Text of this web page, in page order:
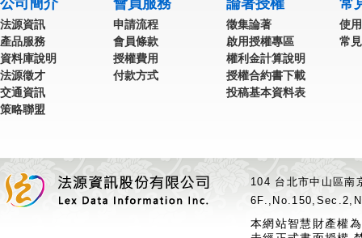
公司簡介
法源資訊
產品服務
資料庫說明
法源徵才
交通資訊
策略聯盟
會員服務
申請流程
會員條款
授權費用
付款方式
論著授權
徵集論著
啟用授權專區
權利金計算說明
授權合約書下載
投稿基本資料表
常
使
常
104 台北市中山區
本網站智慧財產權